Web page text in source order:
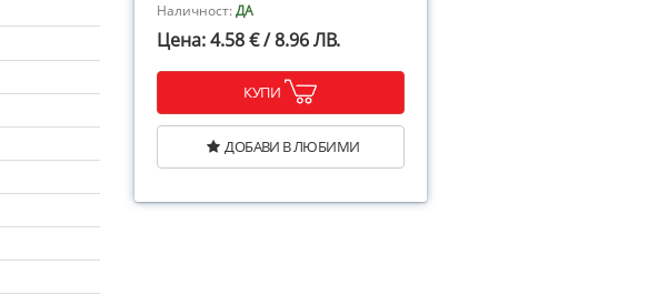
Наличност:ДА
Цена: 4.58 € / 8.96 ЛВ.
КУПИ
ДОБАВИ В ЛЮБИМИ